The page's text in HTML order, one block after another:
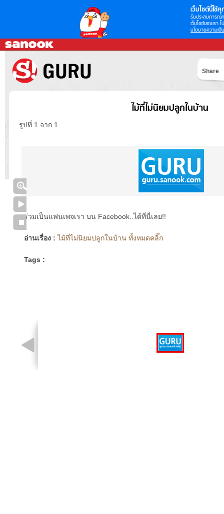
เว็บไซต์นี้ใช้คุ
รับประสบการณ์
เว็บไซต์ของเรา
นโยบายความเป็
Share
ไม้ที่ไม่นิยมปลูกในบ้าน
รูปที่ 1 จาก 1
ร่วมเป็นแฟนเพจเรา บน Facebook..ได้ที่นี่เลย!!
อ่านเรื่อง : ไม้ที่ไม่นิยมปลูกในบ้าน ทั้งหมดคลิ๊ก
Tags :